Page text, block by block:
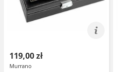
119,00 zł
Murrano